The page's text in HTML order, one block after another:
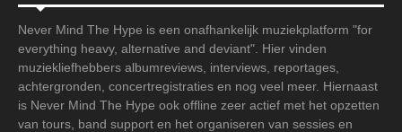
Never Mind The Hype is een onafhankelijk muziekplatform "for
everything heavy, alternative and deviant". Hier vinden
muziekliefhebbers albumreviews, interviews, reportages,
achtergronden, concertregistraties en nog veel meer. Hiernaast
is Never Mind The Hype ook offline zeer actief met het opzetten
van tours, band support en het organiseren van sessies en